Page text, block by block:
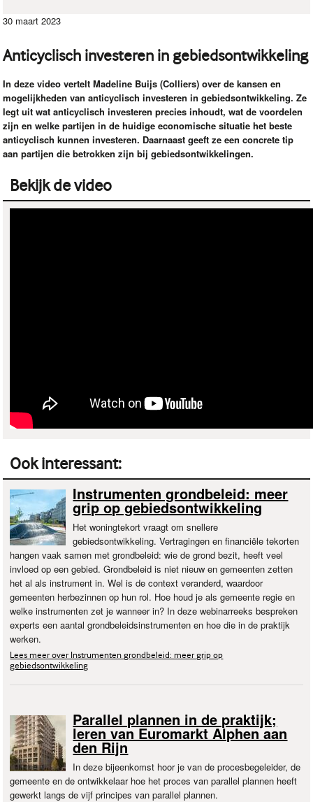
30 maart 2023
Anticyclisch investeren in gebiedsontwikkeling
In deze video vertelt Madeline Buijs (Colliers) over de kansen en
mogelijkheden van anticyclisch investeren in gebiedsontwikkeling. Ze
legt uit wat anticyclisch investeren precies inhoudt, wat de voordelen
zijn en welke partijen in de huidige economische situatie het beste
anticyclisch kunnen investeren. Daarnaast geeft ze een concrete tip
aan partijen die betrokken zijn bij gebiedsontwikkelingen.
Bekijk de video
Ook interessant:
Instrumenten grondbeleid: meer
grip op gebiedsontwikkeling
Het woningtekort vraagt om snellere
gebiedsontwikkeling. Vertragingen en financiële tekorten
hangen vaak samen met grondbeleid: wie de grond bezit, heeft veel
invloed op een gebied. Grondbeleid is niet nieuw en gemeenten zetten
het al als instrument in. Wel is de context veranderd, waardoor
gemeenten herbezinnen op hun rol. Hoe houd je als gemeente regie en
welke instrumenten zet je wanneer in? In deze webinarreeks bespreken
experts een aantal grondbeleidsinstrumenten en hoe die in de praktijk
werken.
Lees meer over Instrumenten grondbeleid: meer grip op
gebiedsontwikkeling
Parallel plannen in de praktijk;
leren van Euromarkt Alphen aan
den Rijn
In deze bijeenkomst hoor je van de procesbegeleider, de
gemeente en de ontwikkelaar hoe het proces van parallel plannen heeft
gewerkt langs de vijf principes van parallel plannen.